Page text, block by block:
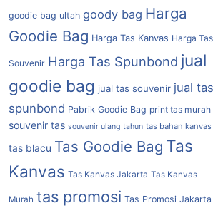
goodie bag ultah goody bag Harga
Goodie Bag Harga Tas Kanvas Harga Tas
Souvenir Harga Tas Spunbond jual
goodie bag jual tas souvenir jual tas
spunbond Pabrik Goodie Bag print tas murah
souvenir tas souvenir ulang tahun tas bahan kanvas
tas blacu Tas Goodie Bag Tas
Kanvas Tas Kanvas Jakarta Tas Kanvas
Murah tas promosi Tas Promosi Jakarta